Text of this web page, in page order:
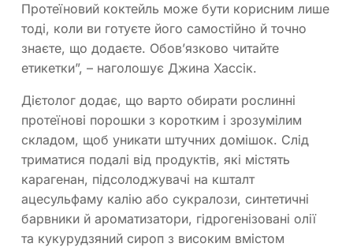
Протеїновий коктейль може бути корисним лише
тоді, коли ви готуєте його самостійно й точно
знаєте, що додаєте. Обов’язково читайте
етикетки”, – наголошує Джина Хассік.
Дієтолог додає, що варто обирати рослинні
протеїнові порошки з коротким і зрозумілим
складом, щоб уникати штучних домішок. Слід
триматися подалі від продуктів, які містять
карагенан, підсолоджувачі на кшталт
ацесульфаму калію або сукралози, синтетичні
барвники й ароматизатори, гідрогенізовані олії
та кукурудзяний сироп з високим вмістом